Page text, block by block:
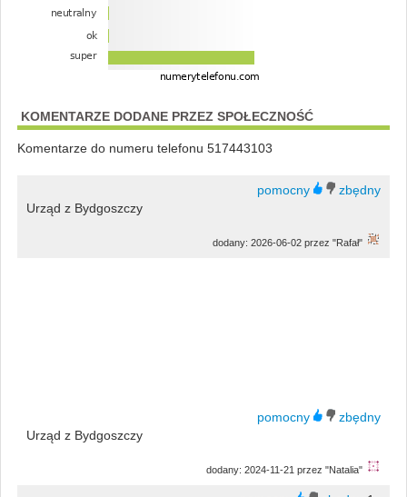
KOMENTARZE DODANE PRZEZ SPOŁECZNOŚĆ
Komentarze do numeru telefonu 517443103
Urząd z Bydgoszczy
dodany: 2026-06-02 przez "Rafał"
Urząd z Bydgoszczy
dodany: 2024-11-21 przez "Natalia"